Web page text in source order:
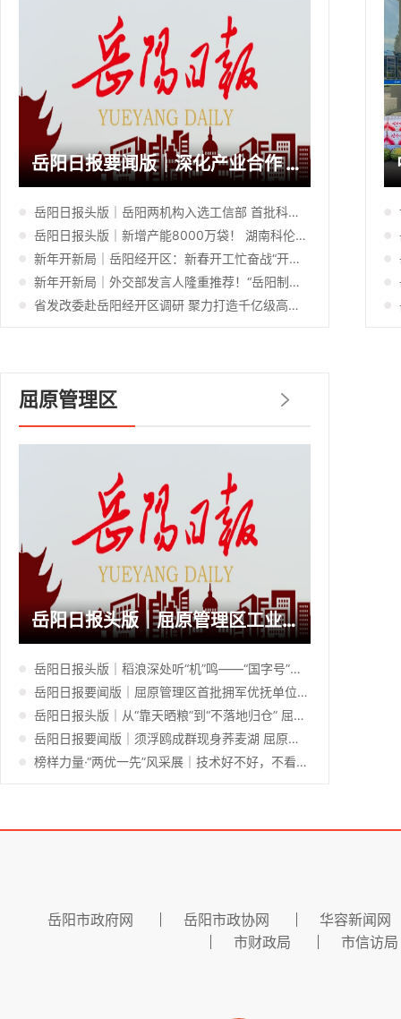
岳阳日报要闻版｜深化产业合作 推动低空经济项目落地
岳阳日报头版｜岳阳两机构入选工信部 首批科技型企业孵化器公示名单
岳阳日报头版｜新增产能8000万袋！ 湖南科伦两大高端制剂“智造”平台建设提速
新年开新局｜岳阳经开区：新春开工忙奋战“开门红”
新年开新局｜外交部发言人隆重推荐！“岳阳制造”惊艳全球
省发改委赴岳阳经开区调研 聚力打造千亿级高空风能产业
屈原管理区
岳阳日报头版｜屈原管理区工业企业装上“超级电池”
岳阳日报头版｜稻浪深处听“机”鸣——“国字号”会议屈原管理区观摩侧记
岳阳日报要闻版｜屈原管理区首批拥军优抚单位集中签约
岳阳日报头版｜从“靠天晒粮”到“不落地归仓” 屈原管理区智能化烘干破解“双抢”晾晒难题
岳阳日报要闻版｜须浮鸥成群现身荞麦湖 屈原管理区湿地生态再获“鸟界认证”
榜样力量·“两优一先”风采展｜技术好不好，不看本子看田里——记岳阳市优秀共产党员、屈原管理区农业农村局现代农业示范区建设服务中心副主任王有成
岳阳市政府网 岳阳市政协网
华容新闻网
市财政局
市信访局